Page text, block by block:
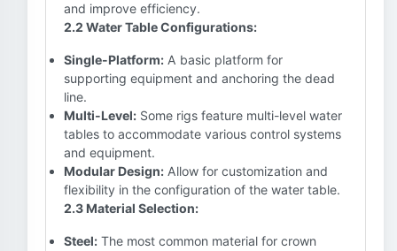
and improve efficiency.
2.2 Water Table Configurations:
Single-Platform: A basic platform for
supporting equipment and anchoring the dead
line.
Multi-Level: Some rigs feature multi-level water
tables to accommodate various control systems
and equipment.
Modular Design: Allow for customization and
flexibility in the configuration of the water table.
2.3 Material Selection:
Steel: The most common material for crown